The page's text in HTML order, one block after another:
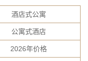
酒店式公寓
公寓式酒店
2026年价格